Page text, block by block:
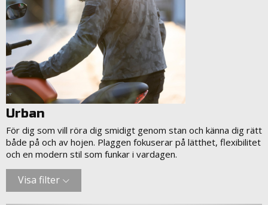
Urban
För dig som vill röra dig smidigt genom stan och känna dig rätt
både på och av hojen. Plaggen fokuserar på lätthet, flexibilitet
och en modern stil som funkar i vardagen.
Visa filter